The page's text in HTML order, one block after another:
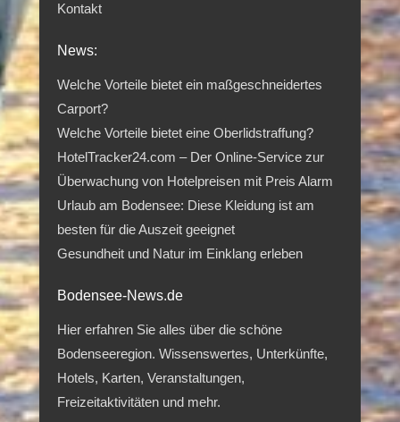
Kontakt
News:
Welche Vorteile bietet ein maßgeschneidertes
Carport?
Welche Vorteile bietet eine Oberlidstraffung?
HotelTracker24.com – Der Online-Service zur
Überwachung von Hotelpreisen mit Preis Alarm
Urlaub am Bodensee: Diese Kleidung ist am
besten für die Auszeit geeignet
Gesundheit und Natur im Einklang erleben
Bodensee-News.de
Hier erfahren Sie alles über die schöne
Bodenseeregion. Wissenswertes, Unterkünfte,
Hotels, Karten, Veranstaltungen,
Freizeitaktivitäten und mehr.